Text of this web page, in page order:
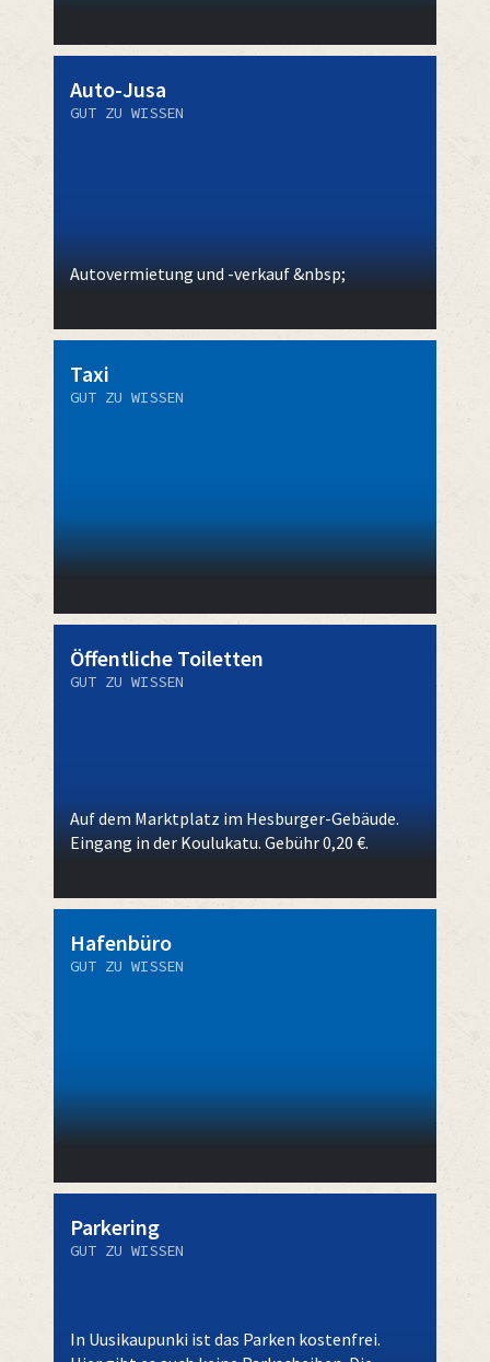
Auto-Jusa
GUT ZU WISSEN
Autovermietung und -verkauf &nbsp;
Taxi
GUT ZU WISSEN
Öffentliche Toiletten
GUT ZU WISSEN
Auf dem Marktplatz im Hesburger-Gebäude.
Eingang in der Koulukatu. Gebühr 0,20 €.
Hafenbüro
GUT ZU WISSEN
Parkering
GUT ZU WISSEN
In Uusikaupunki ist das Parken kostenfrei.